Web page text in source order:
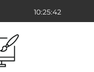
10:25:43